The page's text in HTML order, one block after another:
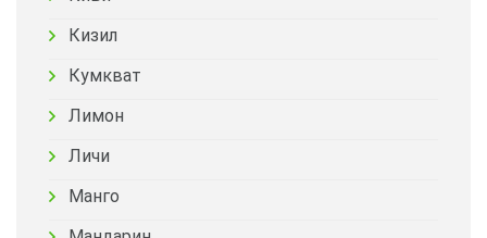
Кизил
Кумкват
Лимон
Личи
Манго